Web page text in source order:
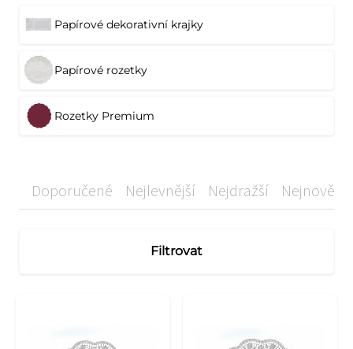
Papírové dekorativní krajky
Papírové rozetky
Rozetky Premium
Doporučené Nejlevnější Nejdražší Nejnovější
Filtrovat